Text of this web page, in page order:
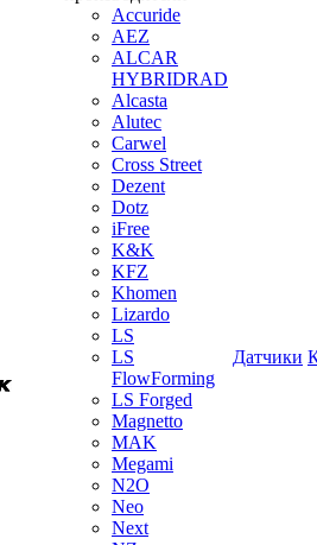
Accuride
AEZ
ALCAR
HYBRIDRAD
Alcasta
Alutec
Carwel
Cross Street
Dezent
Dotz
iFree
K&K
KFZ
Khomen
Lizardo
LS
LS
FlowForming
LS Forged
Magnetto
MAK
Megami
N2O
Neo
Next
Датчики